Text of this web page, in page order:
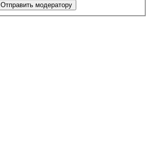
Отправить модератору